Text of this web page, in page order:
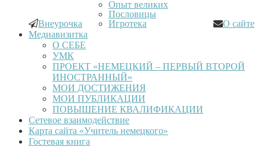
Внеурочка
Опыт великих
Пословицы
Игротека
О сайте
Медиавизитка
О СЕБЕ
УМК
ПРОЕКТ «НЕМЕЦКИЙ – ПЕРВЫЙ ВТОРОЙ
ИНОСТРАННЫЙ»
МОИ ДОСТИЖЕНИЯ
МОИ ПУБЛИКАЦИИ
ПОВЫШЕНИЕ КВАЛИФИКАЦИИ
Сетевое взаимодействие
Карта сайта «Учитель немецкого»
Гостевая книга